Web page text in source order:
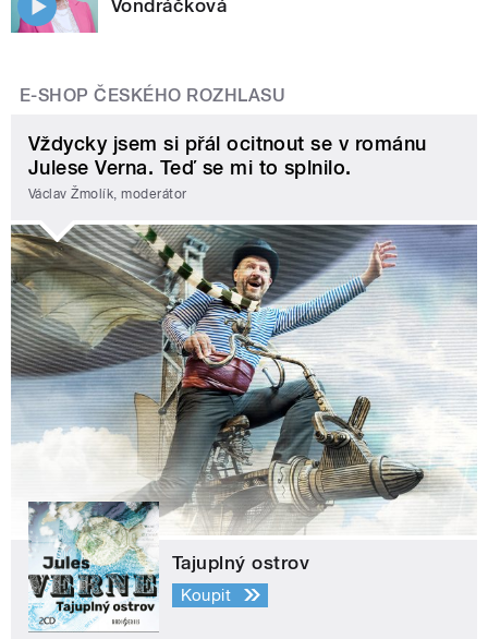
Vondráčková
E-SHOP ČESKÉHO ROZHLASU
Vždycky jsem si přál ocitnout se v románu
Julese Verna. Teď se mi to splnilo.
Václav Žmolík, moderátor
Tajuplný ostrov
Koupit